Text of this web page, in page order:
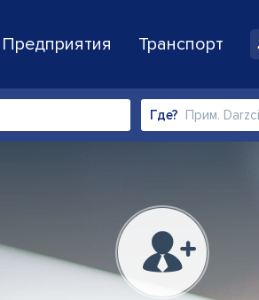
Предприятия Транспорт
Где?